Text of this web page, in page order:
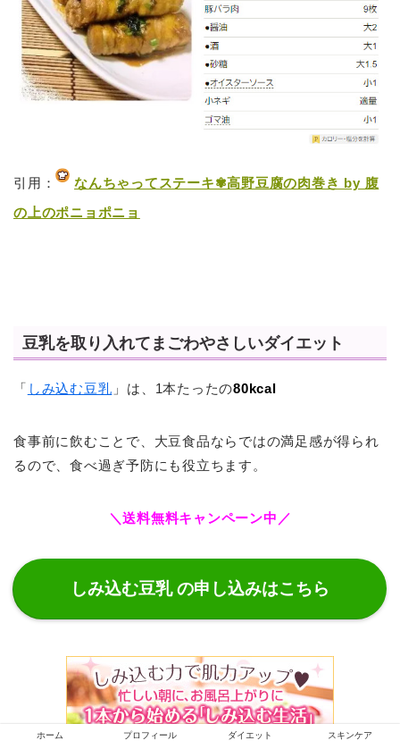
引用：
なんちゃってステーキ✾高野豆腐の肉巻き by 腹
の上のポニョポニョ
豆乳を取り入れてまごわやさしいダイエット
「 しみ込む豆乳 」は、1本たったの80kcal
食事前に飲むことで、大豆食品ならではの満足感が得られ
るので、食べ過ぎ予防にも役立ちます。
＼送料無料キャンペーン中／
しみ込む豆乳 の申し込みはこちら
ホーム プロフィール ダイエット スキンケア